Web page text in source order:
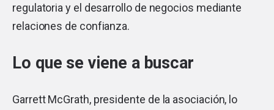
regulatoria y el desarrollo de negocios mediante
relaciones de confianza.
Lo que se viene a buscar
Garrett McGrath, presidente de la asociación, lo